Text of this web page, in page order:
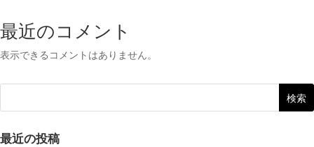
最近のコメント
表示できるコメントはありません。
最近の投稿